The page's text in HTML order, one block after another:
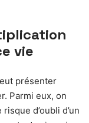
vie
présenter
Parmi eux, on
d’oubli d’un